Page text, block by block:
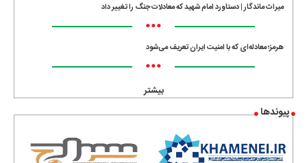
میراث ماندگار | دستاورد امام شهید که معادلات جنگ را تغییر داد
•••
هرمز؛ معادله‌ای که با امنیت ایران تعریف می‌شود
•••
بیشتر
پیوندها